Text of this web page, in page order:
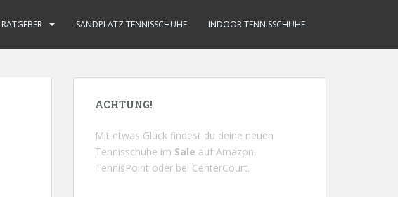
RATGEBER SANDPLATZ TENNISSCHUHE INDOOR TENNISSCHUHE
ACHTUNG!
Mit etwas Glück findest du deine neuen
Tennisschuhe im Sale aufAmazon,
TennisPoint oder bei CenterCourt.